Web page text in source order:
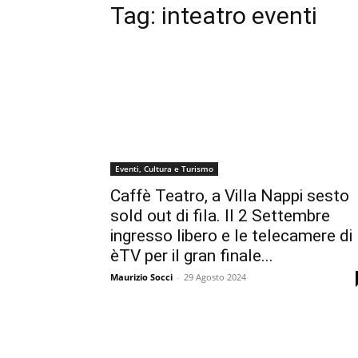
Tag: inteatro eventi
Eventi, Cultura e Turismo
Caffè Teatro, a Villa Nappi sesto
sold out di fila. Il 2 Settembre
ingresso libero e le telecamere di
èTV per il gran finale...
Maurizio Socci - 29 Agosto 2024